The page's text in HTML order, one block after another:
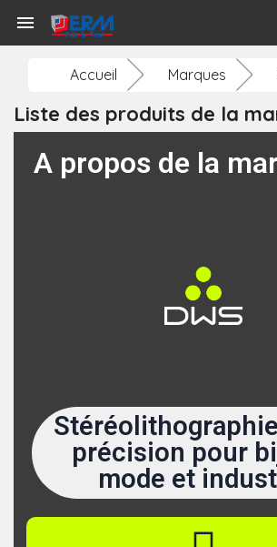

Accueil Marques
Liste des produits de la
A propos de la
précision pour
mode et